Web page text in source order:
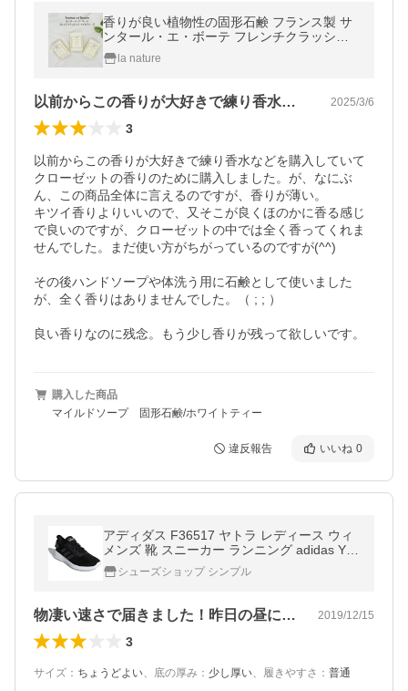
香りが良い植物性の固形石鹸 フランス製 サ
ンタール・エ・ボーテ フレンチクラッシッ
ク マイルドソープ お肌に優しくやさしい香
り la nature
以前からこの香りが大好きで練り香水など… 2025/3/6
3
以前からこの香りが大好きで練り香水などを購入していて
クローゼットの香りのために購入しました。が、なにぶ
ん、この商品全体に言えるのですが、香りが薄い。
キツイ香りよりいいので、又そこが良くほのかに香る感じ
で良いのですが、クローゼットの中では全く香ってくれま
せんでした。まだ使い方がちがっているのですが(^^)
その後ハンドソープや体洗う用に石鹸として使いました
が、全く香りはありませんでした。（ ; ; ）
良い香りなのに残念。もう少し香りが残って欲しいです。
購入した商品
マイルドソープ 固形石鹸/ホワイトティー
違反報告 いいね 0
アディダス F36517 ヤトラ レディース ウィ
メンズ 靴 スニーカー ランニング adidas YA
TRA コアブラック/グレーシックス
シューズショップ シンプル
物凄い速さで届きました！昨日の昼に注文… 2019/12/15
3
サイズ ： ちょうどよい、 底の厚み ： 少し厚い、 履きやすさ ： 普通